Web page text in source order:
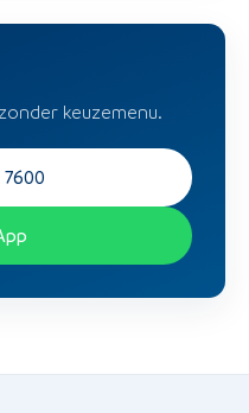
keuzemenu.